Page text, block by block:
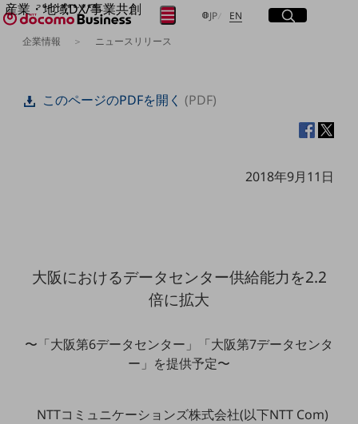
産業・地域DX/事業共創
OPEN HUB for Plural Futures
イベント/ウェビナー
Smart Mobility
Smart Worksite
地域社会を支える皆さまと地域課題の解決や
地域経済のさらなる活性化に取り組みます
JP日本語
EN Englishサイト内検索
開く
メニュー
開く
企業情報 ニュースリリース
このページのPDFを開く(PDF)
2018年9月11日
大阪におけるデータセンター供給能力を2.2
倍に拡大
〜「大阪第6データセンター」「大阪第7データセンタ
ー」を提供予定〜
NTTコミュニケーションズ株式会社(以下NTT Com)